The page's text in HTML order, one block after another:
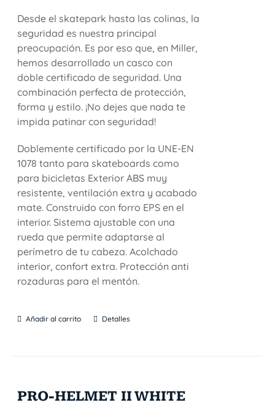
Desde el skatepark hasta las colinas, la
seguridad es nuestra principal
preocupación. Es por eso que, en Miller,
hemos desarrollado un casco con
doble certificado de seguridad. Una
combinación perfecta de protección,
forma y estilo. ¡No dejes que nada te
impida patinar con seguridad!
Doblemente certificado por la UNE-EN
1078 tanto para skateboards como
para bicicletas Exterior ABS muy
resistente, ventilación extra y acabado
mate. Construido con forro EPS en el
interior. Sistema ajustable con una
rueda que permite adaptarse al
perímetro de tu cabeza. Acolchado
interior, confort extra. Protección anti
rozaduras para el mentón.
Añadir al carrito Detalles
PRO-HELMET II WHITE